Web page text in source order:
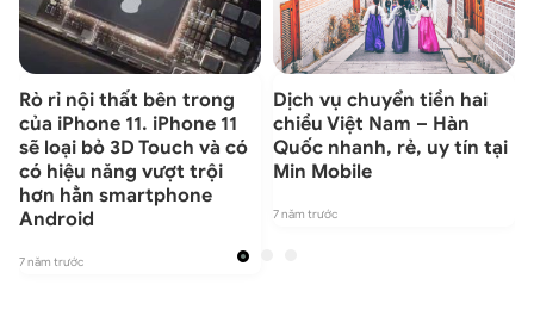
Rò rỉ nội thất bên trong
của iPhone 11. iPhone 11
sẽ loại bỏ 3D Touch và có
có hiệu năng vượt trội
hơn hẳn smartphone
Android
7 năm trước
Dịch vụ chuyển tiền hai
chiều Việt Nam – Hàn
Quốc nhanh, rẻ, uy tín tại
Min Mobile
7 năm trước